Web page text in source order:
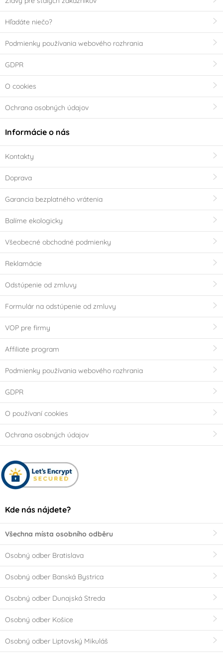
Hľadáte niečo?
Podmienky používania webového rozhrania
GDPR
O cookies
Ochrana osobných údajov
Informácie o nás
Kontakty
Doprava
Garancia bezplatného vrátenia
Balíme ekologicky
Všeobecné obchodné podmienky
Reklamácie
Odstúpenie od zmluvy
Formulár na odstúpenie od zmluvy
VOP pre firmy
Affiliate program
Podmienky používania webového rozhrania
GDPR
O používaní cookies
Ochrana osobných údajov
Kde nás nájdete?
Všechna místa osobního odběru
Osobný odber Bratislava
Osobný odber Banská Bystrica
Osobný odber Dunajská Streda
Osobný odber Košice
Osobný odber Liptovský Mikuláš